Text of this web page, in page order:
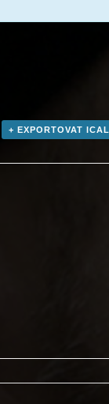
+ EXPORTOVAT ICAL